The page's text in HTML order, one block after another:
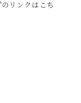
リンクはこち